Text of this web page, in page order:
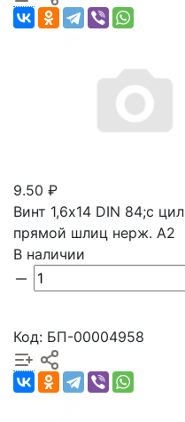
9.50 ₽
Винт 1,6х14 DIN 84;с
прямой шлиц нерж. А2
В наличии
Код: БП-00004958